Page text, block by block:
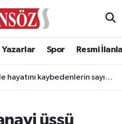
Yazarlar Spor Resmi
kaybedenlerin sayısı yükseliyor!
Başkan Büyükgöz de direksiyona geçti
üssü
Haritası